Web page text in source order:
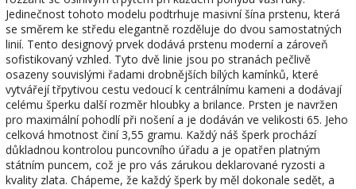
Jedinečnost tohoto modelu podtrhuje masivní šína prstenu, která
se směrem ke středu elegantně rozděluje do dvou samostatných
linií. Tento designový prvek dodává prstenu moderní a zároveň
sofistikovaný vzhled. Tyto dvě linie jsou po stranách pečlivě
osazeny souvislými řadami drobnějších bílých kamínků, které
vytvářejí třpytivou cestu vedoucí k centrálnímu kameni a dodávají
celému šperku další rozměr hloubky a brilance. Prsten je navržen
pro maximální pohodlí při nošení a je dodáván ve velikosti 65. Jeho
celková hmotnost činí 3,55 gramu. Každý náš šperk prochází
důkladnou kontrolou puncovního úřadu a je opatřen platným
státním puncem, což je pro vás zárukou deklarované ryzosti a
kvality zlata. Chápeme, že každý šperk by měl dokonale sedět, a